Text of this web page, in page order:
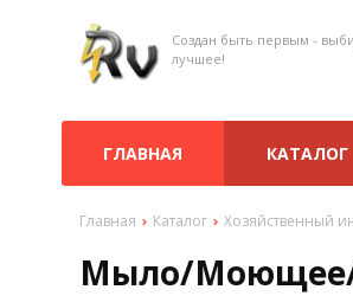
Создан быть первым -
лучшее!
ГЛАВНАЯ КАТАЛОГ
Главная Каталог Хозяйственный
Мыло/